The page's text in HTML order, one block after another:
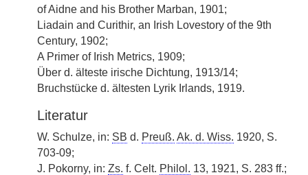
of Aidne and his Brother Marban, 1901;
Liadain and Curithir, an Irish Lovestory of the 9th
Century, 1902;
A Primer of Irish Metrics, 1909;
Über d. älteste irische Dichtung, 1913/14;
Bruchstücke d. ältesten Lyrik Irlands, 1919.
Literatur
W. Schulze, in: SB d. Preuß. Ak. d. Wiss. 1920, S.
703-09;
J. Pokorny, in: Zs. f. Celt. Philol. 13, 1921, S. 283 ff.;